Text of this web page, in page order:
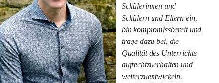
Schülerinnen und
Schülern und Eltern ein,
bin kompromissbereit und
trage dazu bei, die
Qualität des Unterrichts
aufrechtzuerhalten und
weiterzuentwickeln.